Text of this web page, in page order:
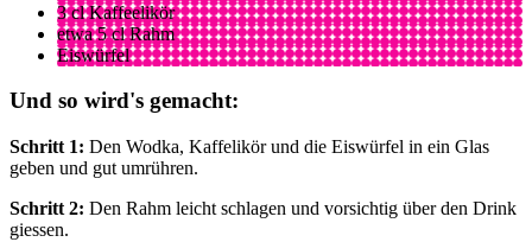
3 cl Kaffeelikör
etwa 5 cl Rahm
Eiswürfel
Und so wird's gemacht:
Schritt 1: Den Wodka, Kaffelikör und die Eiswürfel in ein Glas
geben und gut umrühren.
Schritt 2: Den Rahm leicht schlagen und vorsichtig über den Drink
giessen.